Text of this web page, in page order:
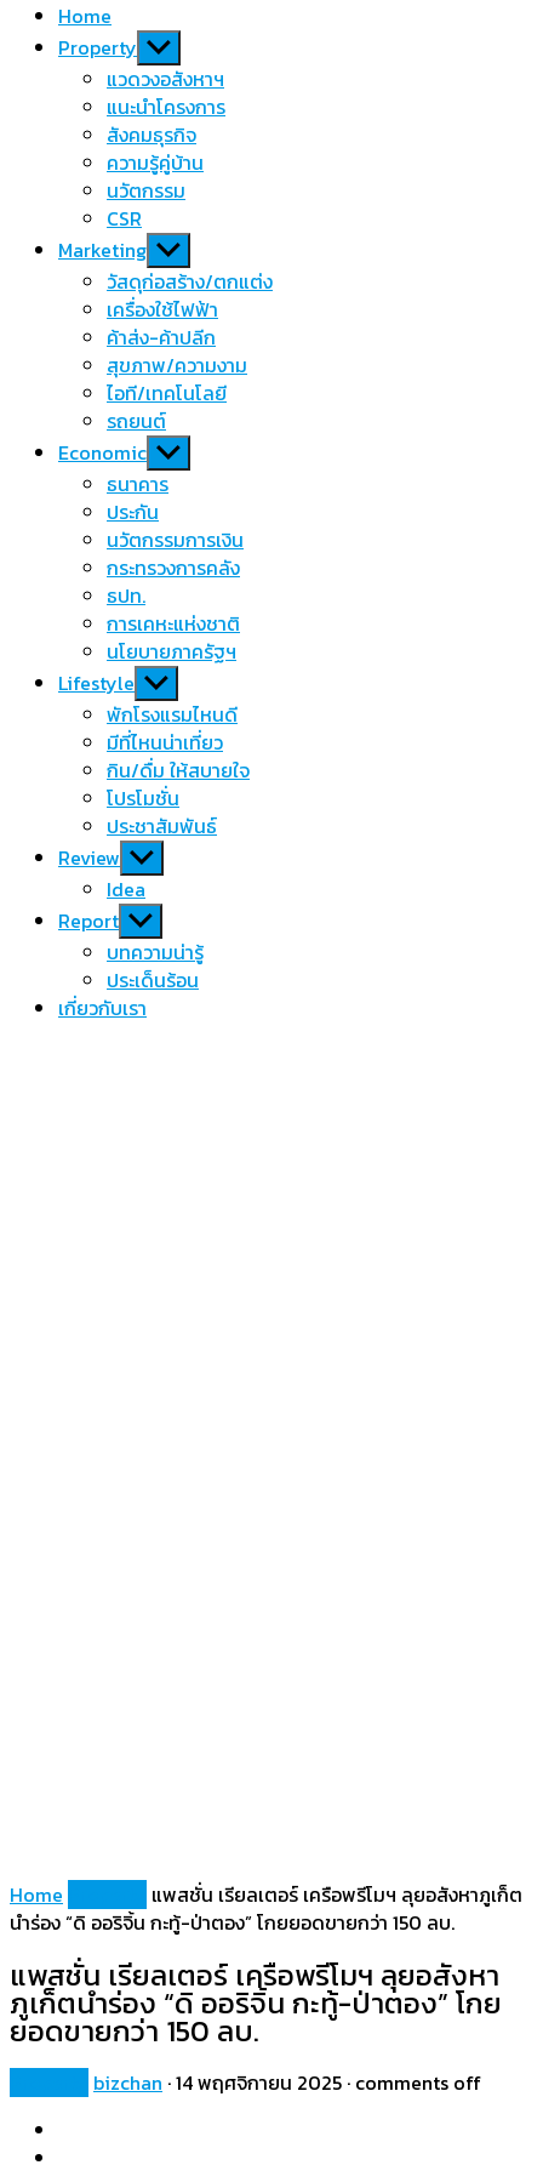
Home
Property Show
sub
menu
แวดวงอสังหาฯ
แนะนำโครงการ
สังคมธุรกิจ
ความรู้คู่บ้าน
นวัตกรรม
CSR
Marketing Show
sub
menu
วัสดุก่อสร้าง/ตกแต่ง
เครื่องใช้ไฟฟ้า
ค้าส่ง-ค้าปลีก
สุขภาพ/ความงาม
ไอที/เทคโนโลยี
รถยนต์
Economic Show
sub
menu
ธนาคาร
ประกัน
นวัตกรรมการเงิน
กระทรวงการคลัง
ธปท.
การเคหะแห่งชาติ
นโยบายภาครัฐฯ
Lifestyle Show
sub
menu
พักโรงแรมไหนดี
มีที่ไหนน่าเที่ยว
กิน/ดื่ม ให้สบายใจ
โปรโมชั่น
ประชาสัมพันธ์
Review Show
sub
menu
Idea
Report Show
sub
menu
บทความน่ารู้
ประเด็นร้อน
เกี่ยวกับเรา
Home
แพสชั่น เรียลเตอร์ เครือพรีโมฯ ลุยอสังหาภูเก็ต
นำร่อง “ดิ ออริจิ้น กะทู้-ป่าตอง” โกยยอดขายกว่า 150 ลบ.
แพสชั่น เรียลเตอร์ เครือพรีโมฯ ลุยอสังหา
ภูเก็ตนำร่อง “ดิ ออริจิ้น กะทู้-ป่าตอง” โกย
ยอดขายกว่า 150 ลบ.
bizchan ·14 พฤศจิกายน 2025 · comments off